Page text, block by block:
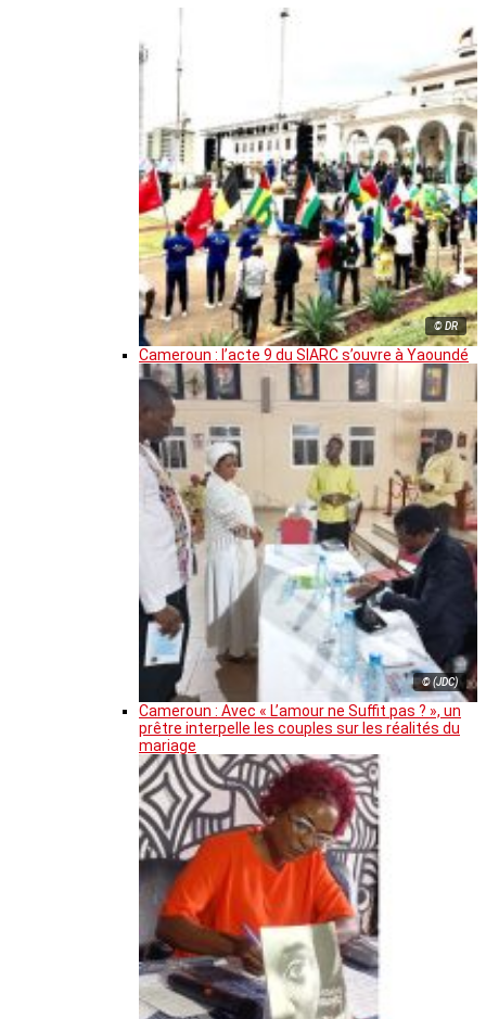
© DR
Cameroun : l’acte 9 du SIARC s’ouvre à Yaoundé
© (JDC)
Cameroun : Avec « L’amour ne Suffit pas ? », un
prêtre interpelle les couples sur les réalités du
mariage